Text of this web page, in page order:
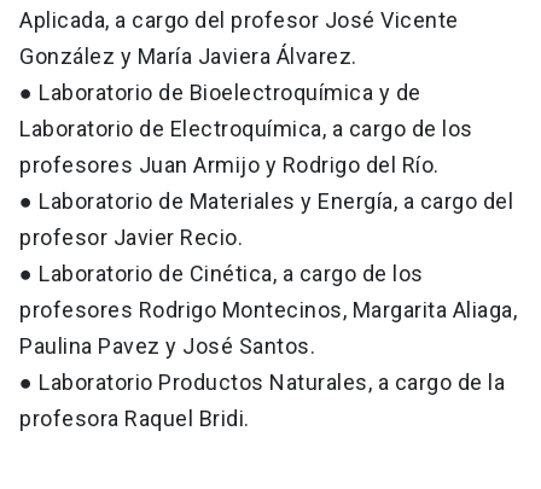
Aplicada, a cargo del profesor José Vicente
González y María Javiera Álvarez.
● Laboratorio de Bioelectroquímica y de
Laboratorio de Electroquímica, a cargo de los
profesores Juan Armijo y Rodrigo del Río.
● Laboratorio de Materiales y Energía, a cargo del
profesor Javier Recio.
● Laboratorio de Cinética, a cargo de los
profesores Rodrigo Montecinos, Margarita Aliaga,
Paulina Pavez y José Santos.
● Laboratorio Productos Naturales, a cargo de la
profesora Raquel Bridi.